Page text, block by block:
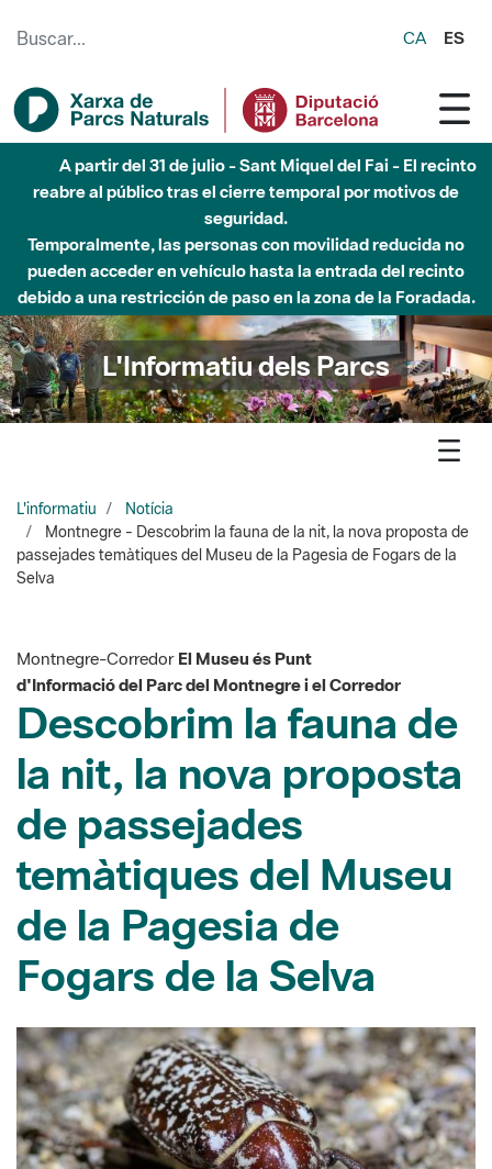
CA ES
Hasta diciembre de 2026 - Parque Fluvial Besós -
Afectaciones en el cauce del Parque Fluvial del Besòs debido
a obras de construcción de una pasarela sobre el río
L'Informatiu dels Parcs
L'informatiu
Notícia
Montnegre - Descobrim la fauna de la nit, la nova proposta de
Selva
Montnegre-Corredor
Descobrim la fauna de
la nit, la nova proposta
de passejades
temàtiques del Museu
de la Pagesia de
Fogars de la Selva